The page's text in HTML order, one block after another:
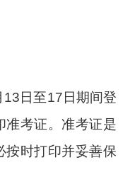
日至17日期间登
准考证。准考证是
按时打印并妥善保